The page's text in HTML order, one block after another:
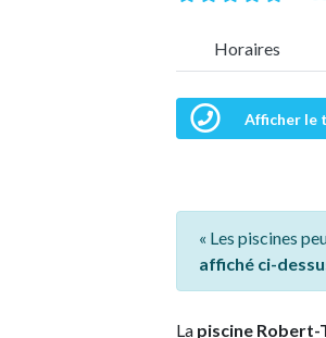
Horaires
Afficher le
« Les piscines
affiché ci-
La piscine Robert-